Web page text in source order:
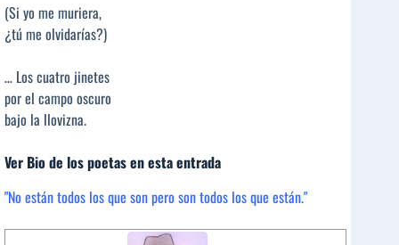
(Si yo me muriera,
¿tú me olvidarías?)
… Los cuatro jinetes
por el campo oscuro
bajo la llovizna.
Ver Bio de los poetas en esta entrada
"No están todos los que son pero son todos los que están."